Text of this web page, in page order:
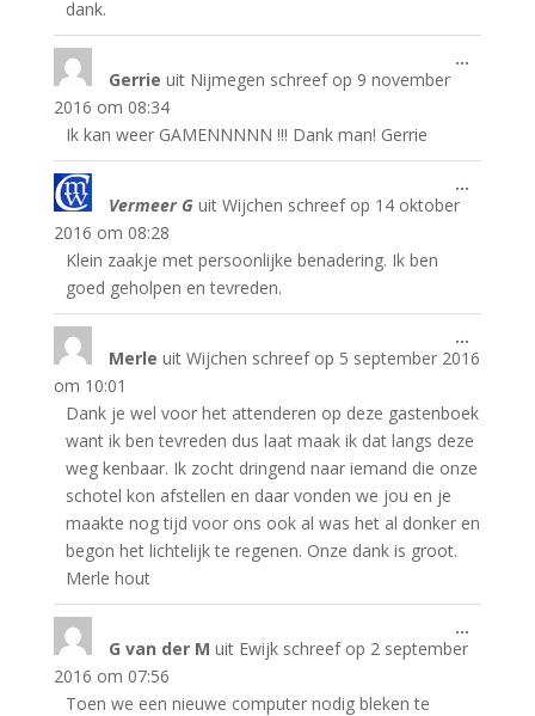
dank.
Gerrie uit Nijmegen schreef op 9 november
2016 om 08:34
Ik kan weer GAMENNNNN !!! Dank man! Gerrie
...
Vermeer G uit Wijchen schreef op 14 oktober
2016 om 08:28
Klein zaakje met persoonlijke benadering. Ik ben
goed geholpen en tevreden.
...
Merle uit Wijchen schreef op 5 september 2016
om 10:01
Dank je wel voor het attenderen op deze gastenboek
want ik ben tevreden dus laat maak ik dat langs deze
weg kenbaar. Ik zocht dringend naar iemand die onze
schotel kon afstellen en daar vonden we jou en je
maakte nog tijd voor ons ook al was het al donker en
begon het lichtelijk te regenen. Onze dank is groot.
Merle hout
...
deze
G van der M uit Ewijk schreef op 2 september
2016 om 07:56
Toen we een nieuwe computer nodig bleken te
...